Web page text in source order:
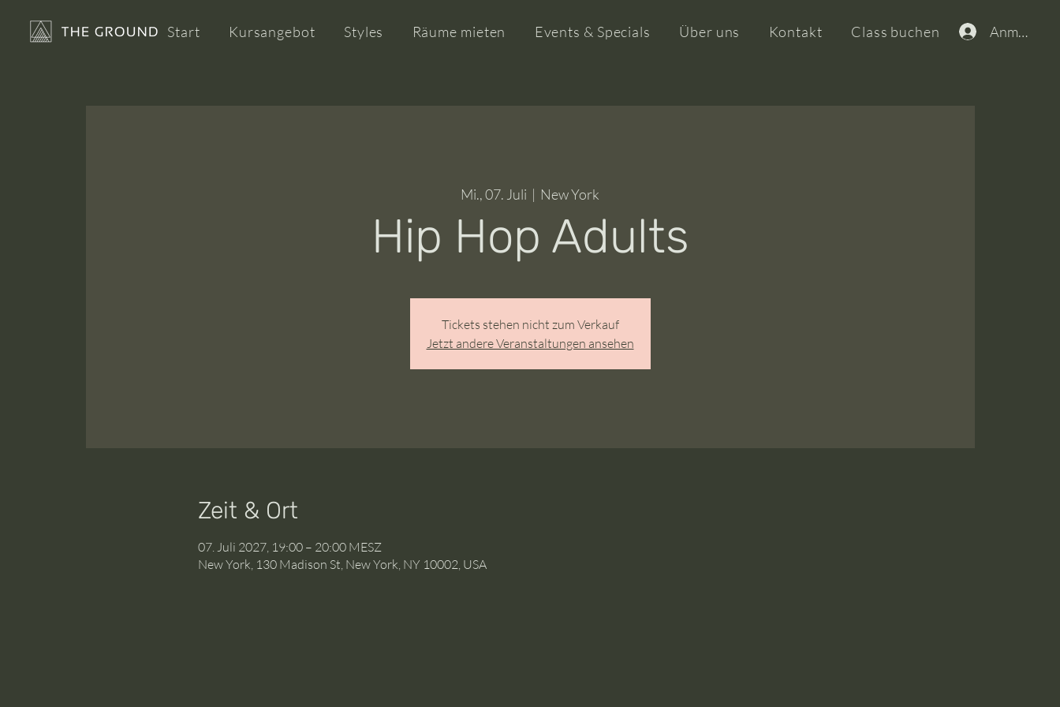
Start Kursangebot Styles Räume mieten Events & Specials Über uns Kontakt Class buchen Anmelden
Mi., 07. Juli
  |
New York
Hip Hop Adults
Tickets stehen nicht zum Verkauf
Jetzt andere Veranstaltungen ansehen
Zeit & Ort
07. Juli 2027, 19:00 – 20:00 MESZ
New York, 130 Madison St, New York, NY 10002, USA